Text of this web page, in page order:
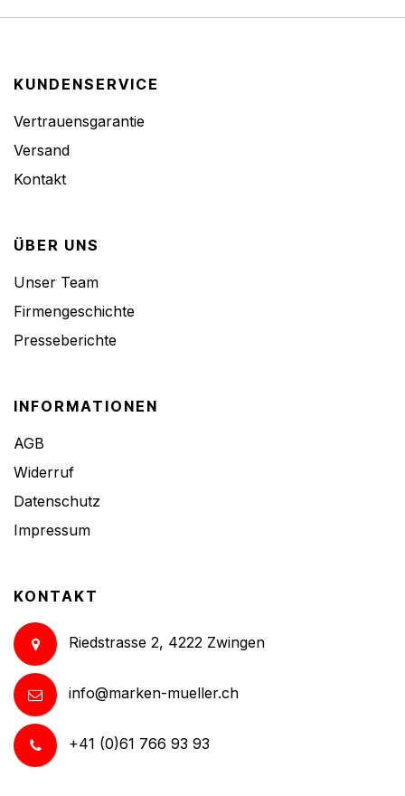
KUNDENSERVICE
Vertrauensgarantie
Versand
Kontakt
ÜBER UNS
Unser Team
Firmengeschichte
Presseberichte
INFORMATIONEN
AGB
Widerruf
Datenschutz
Impressum
KONTAKT
Riedstrasse 2, 4222 Zwingen
info@marken-mueller.ch
+41 (0)61 766 93 93